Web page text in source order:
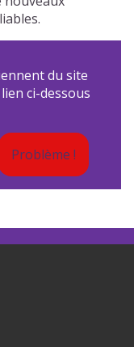
du site
ci-dessous
Problème !